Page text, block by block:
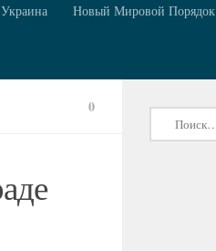
Украина Новый Мировой Порядок
0